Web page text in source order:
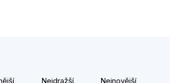
Nejdražší Nejnovější